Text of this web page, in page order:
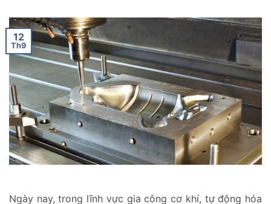
12
Th9
Ngày nay, trong lĩnh vực gia công cơ khí, tự động hóa